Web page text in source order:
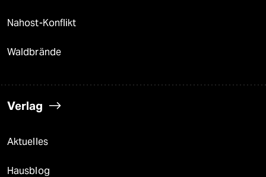
Nahost-Konflikt
Waldbrände
Verlag
Aktuelles
Hausblog